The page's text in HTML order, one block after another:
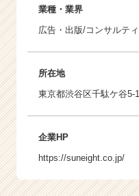
業種・業界
広告・出版/コンサルテ
所在地
東京都渋谷区千駄ケ谷5-
企業HP
https://suneight.co.jp/